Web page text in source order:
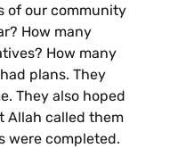
of our community
How many
How many
plans. They
They also hoped
Allah called them
were completed.